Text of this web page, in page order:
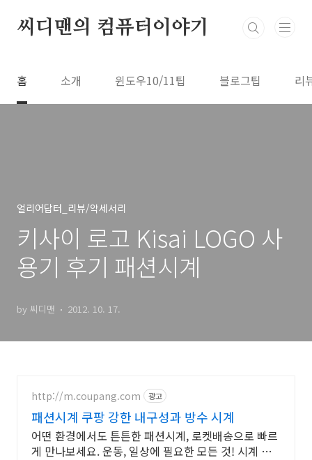
씨디맨의 컴퓨터이야기
홈 소개 윈도우10/11팁 블로그팁 리
얼리어답터_리뷰/악세서리
키사이 로고 Kisai LOGO 사
용기 후기 패션시계
by 씨디맨 2012. 10. 17.
http://m.coupang.com 광고
패션시계 쿠팡 강한 내구성과 방수 시계
어떤 환경에서도 튼튼한 패션시계, 로켓배송으로 빠르
게 만나보세요. 운동, 일상에 필요한 모든 것! 시계 하